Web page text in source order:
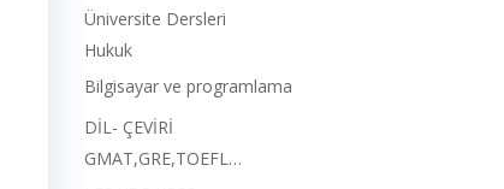
Üniversite Dersleri
Hukuk
Bilgisayar ve programlama
DİL- ÇEVİRİ
GMAT,GRE,TOEFL…